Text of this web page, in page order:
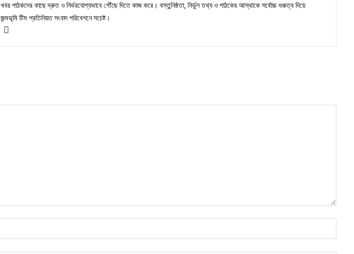
খবর পাঠকদের কাছে দ্রুত ও নির্ভরযোগ্যভাবে পৌঁছে দিতে কাজ করে। বস্তুনিষ্ঠতা, নির্ভুল তথ্য ও পাঠকের আস্থাকে সর্বোচ্চ গুরুত্ব দিয়ে
জন্মভূমি টিম প্রতিনিয়ত সংবাদ পরিবেশনে সচেষ্ট।